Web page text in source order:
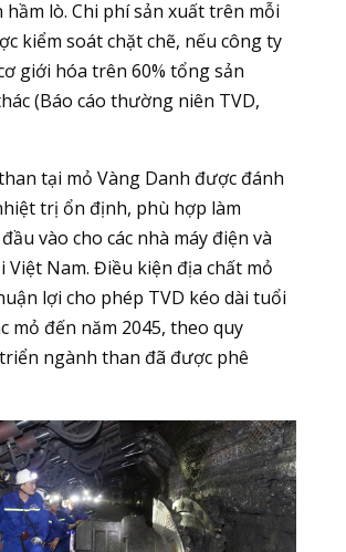
hầm lò. Chi phí sản xuất trên mỗi
kiểm soát chặt chẽ, nếu công ty
giới hóa trên 60% tổng sản
(Báo cáo thường niên TVD,
tại mỏ Vàng Danh được đánh
trị ổn định, phù hợp làm
vào cho các nhà máy điện và
Việt Nam. Điều kiện địa chất mỏ
lợi cho phép TVD kéo dài tuổi
mỏ đến năm 2045, theo quy
ngành than đã được phê